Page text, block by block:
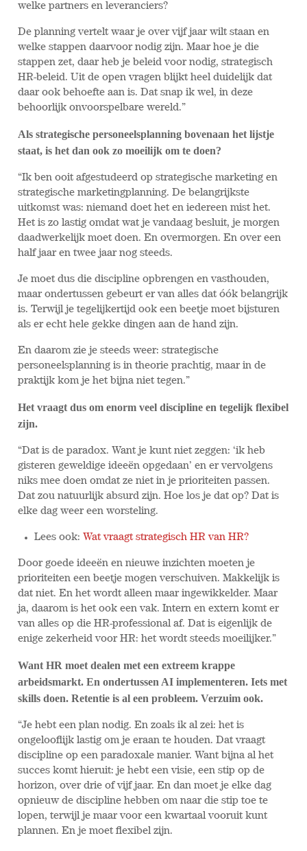
welke partners en leveranciers?
De planning vertelt waar je over vijf jaar wilt staan en
welke stappen daarvoor nodig zijn. Maar hoe je die
stappen zet, daar heb je beleid voor nodig, strategisch
HR-beleid. Uit de open vragen blijkt heel duidelijk dat
daar ook behoefte aan is. Dat snap ik wel, in deze
behoorlijk onvoorspelbare wereld.”
Als strategische personeelsplanning bovenaan het lijstje
staat, is het dan ook zo moeilijk om te doen?
“Ik ben ooit afgestudeerd op strategische marketing en
strategische marketingplanning. De belangrijkste
uitkomst was: niemand doet het en iedereen mist het.
Het is zo lastig omdat wat je vandaag besluit, je morgen
daadwerkelijk moet doen. En overmorgen. En over een
half jaar en twee jaar nog steeds.
Je moet dus die discipline opbrengen en vasthouden,
maar ondertussen gebeurt er van alles dat óók belangrijk
is. Terwijl je tegelijkertijd ook een beetje moet bijsturen
als er echt hele gekke dingen aan de hand zijn.
En daarom zie je steeds weer: strategische
personeelsplanning is in theorie prachtig, maar in de
praktijk kom je het bijna niet tegen.”
Het vraagt dus om enorm veel discipline en tegelijk flexibel
zijn.
“Dat is de paradox. Want je kunt niet zeggen: ‘ik heb
gisteren geweldige ideeën opgedaan’ en er vervolgens
niks mee doen omdat ze niet in je prioriteiten passen.
Dat zou natuurlijk absurd zijn. Hoe los je dat op? Dat is
elke dag weer een worsteling.
Lees ook: Wat vraagt strategisch HR van HR?
Door goede ideeën en nieuwe inzichten moeten je
prioriteiten een beetje mogen verschuiven. Makkelijk is
dat niet. En het wordt alleen maar ingewikkelder. Maar
ja, daarom is het ook een vak. Intern en extern komt er
van alles op die HR-professional af. Dat is eigenlijk de
enige zekerheid voor HR: het wordt steeds moeilijker.”
Want HR moet dealen met een extreem krappe
arbeidsmarkt. En ondertussen AI implementeren. Iets met
skills doen. Retentie is al een probleem. Verzuim ook.
“Je hebt een plan nodig. En zoals ik al zei: het is
ongelooflijk lastig om je eraan te houden. Dat vraagt
discipline op een paradoxale manier. Want bijna al het
succes komt hieruit: je hebt een visie, een stip op de
horizon, over drie of vijf jaar. En dan moet je elke dag
opnieuw de discipline hebben om naar die stip toe te
lopen, terwijl je maar voor een kwartaal vooruit kunt
plannen. En je moet flexibel zijn.